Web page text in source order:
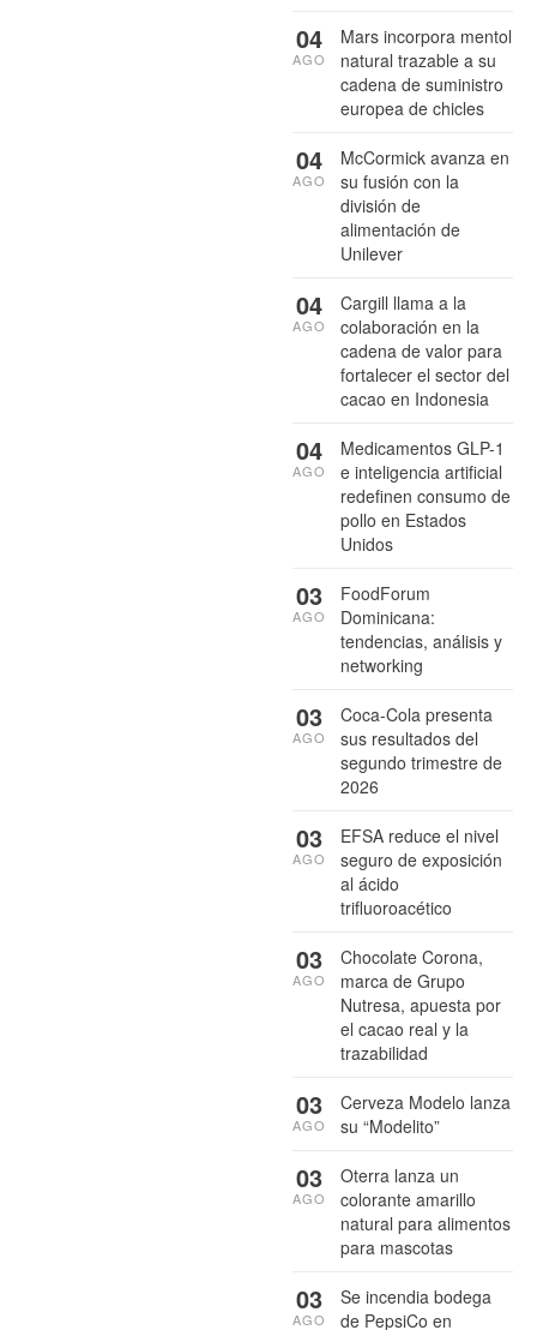
Mars incorpora mentol
natural trazable a su
cadena de suministro
europea de chicles
04
AGO
McCormick avanza en
su fusión con la
división de
alimentación de
Unilever
04
AGO
Cargill llama a la
colaboración en la
cadena de valor para
fortalecer el sector del
cacao en Indonesia
04
AGO
Medicamentos GLP-1
e inteligencia artificial
redefinen consumo de
pollo en Estados
Unidos
04
AGO
FoodForum
Dominicana:
tendencias, análisis y
networking
03
AGO
Coca-Cola presenta
sus resultados del
segundo trimestre de
2026
03
AGO
EFSA reduce el nivel
seguro de exposición
al ácido
trifluoroacético
03
AGO
Chocolate Corona,
marca de Grupo
Nutresa, apuesta por
el cacao real y la
trazabilidad
03
AGO
Cerveza Modelo lanza
su “Modelito”
03
AGO
Oterra lanza un
colorante amarillo
natural para alimentos
para mascotas
03
AGO
Se incendia bodega
de PepsiCo en
03
AGO